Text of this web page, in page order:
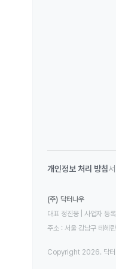
개인정보 처리 방침
(주) 닥터나우
대표 정진웅 | 사업자
주소 : 서울 강남구 테헤
Copyright 2026. 닥